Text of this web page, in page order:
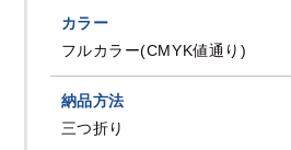
カラー
フルカラー(CMYK値通り)
納品方法
三つ折り